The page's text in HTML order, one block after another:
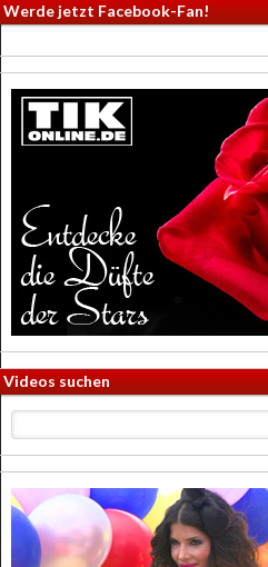
Werde jetzt Facebook-Fan!
Videos suchen